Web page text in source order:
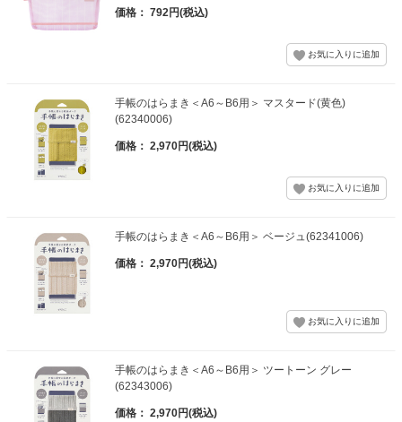
価格： 792円(税込)
手帳のはらまき＜A6～B6用＞ マスタード(黄色)
(62340006)
価格： 2,970円(税込)
手帳のはらまき＜A6～B6用＞ ベージュ(62341006)
価格： 2,970円(税込)
手帳のはらまき＜A6～B6用＞ ツートーン グレー
(62343006)
価格： 2,970円(税込)